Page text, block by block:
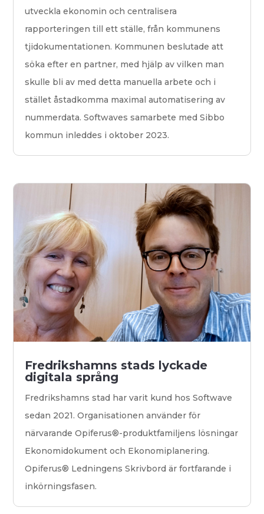
utveckla ekonomin och centralisera
rapporteringen till ett ställe, från kommunens
tjidokumentationen. Kommunen beslutade att
söka efter en partner, med hjälp av vilken man
skulle bli av med detta manuella arbete och i
stället åstadkomma maximal automatisering av
nummerdata. Softwaves samarbete med Sibbo
kommun inleddes i oktober 2023.
Fredrikshamns stads lyckade
digitala språng
Fredrikshamns stad har varit kund hos Softwave
sedan 2021. Organisationen använder för
närvarande Opiferus®-produktfamiljens lösningar
Ekonomidokument och Ekonomiplanering.
Opiferus® Ledningens Skrivbord är fortfarande i
inkörningsfasen.